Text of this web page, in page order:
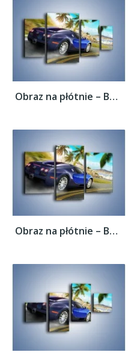
Obraz na płótnie – Bugatti Veyron –...
Obraz na płótnie – Bugatti Veyron –...